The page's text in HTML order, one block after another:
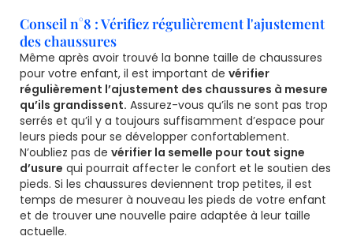
Conseil n°8 : Vérifiez régulièrement l'ajustement
des chaussures
Même après avoir trouvé la bonne taille de chaussures
pour votre enfant, il est important de vérifier
régulièrement l’ajustement des chaussures à mesure
qu’ils grandissent. Assurez-vous qu’ils ne sont pas trop
serrés et qu’il y a toujours suffisamment d’espace pour
leurs pieds pour se développer confortablement.
N’oubliez pas de vérifier la semelle pour tout signe
d’usure qui pourrait affecter le confort et le soutien des
pieds. Si les chaussures deviennent trop petites, il est
temps de mesurer à nouveau les pieds de votre enfant
et de trouver une nouvelle paire adaptée à leur taille
actuelle.